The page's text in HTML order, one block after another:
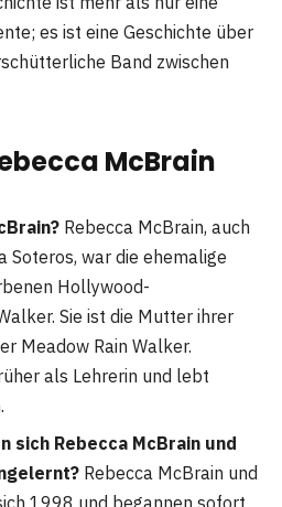
es ist eine Geschichte über
Band zwischen
McBrain
Rebecca McBrain, auch
Soteros, war die ehemalige
Hollywood-
Sie ist die Mutter ihrer
Meadow Rain Walker.
als Lehrerin und lebt
​.
sich Rebecca McBrain und
Rebecca McBrain und
1998 und begannen sofort